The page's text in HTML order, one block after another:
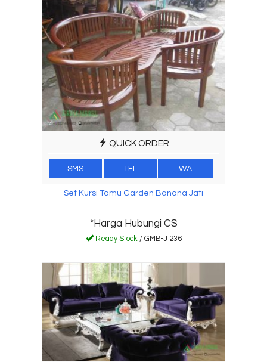
QUICK ORDER
SMS TEL WA
Set Kursi Tamu Garden Banana Jati
*Harga Hubungi CS
Ready Stock / GMB-J 236